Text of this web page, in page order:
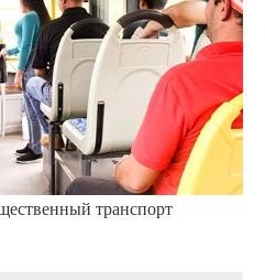
транспорт